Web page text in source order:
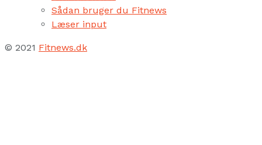
Sådan bruger du Fitnews
Læser input
© 2021 Fitnews.dk